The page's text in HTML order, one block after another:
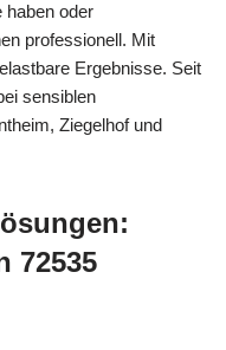
haben oder
professionell. Mit
Ergebnisse. Seit
sensiblen
Ziegelhof und
72535